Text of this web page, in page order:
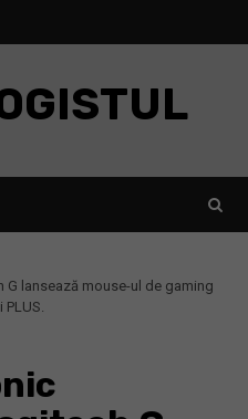
G lansează mouse-ul de gaming
PLUS.